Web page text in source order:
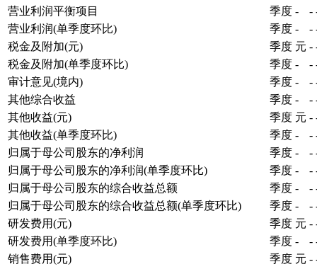
营业利润平衡项目
季度 - -
营业利润(单季度环比)
季度 - -
税金及附加(元)
季度 元 -
税金及附加(单季度环比)
季度 - -
审计意见(境内)
季度 - -
其他综合收益
季度 - -
其他收益(元)
季度 元 -
其他收益(单季度环比)
季度 - -
归属于母公司股东的净利润
季度 - -
归属于母公司股东的净利润(单季度环比)
季度 - -
归属于母公司股东的综合收益总额
季度 - -
归属于母公司股东的综合收益总额(单季度环比)
季度 - -
研发费用(元)
季度 元 -
研发费用(单季度环比)
季度 - -
销售费用(元)
季度 元 -